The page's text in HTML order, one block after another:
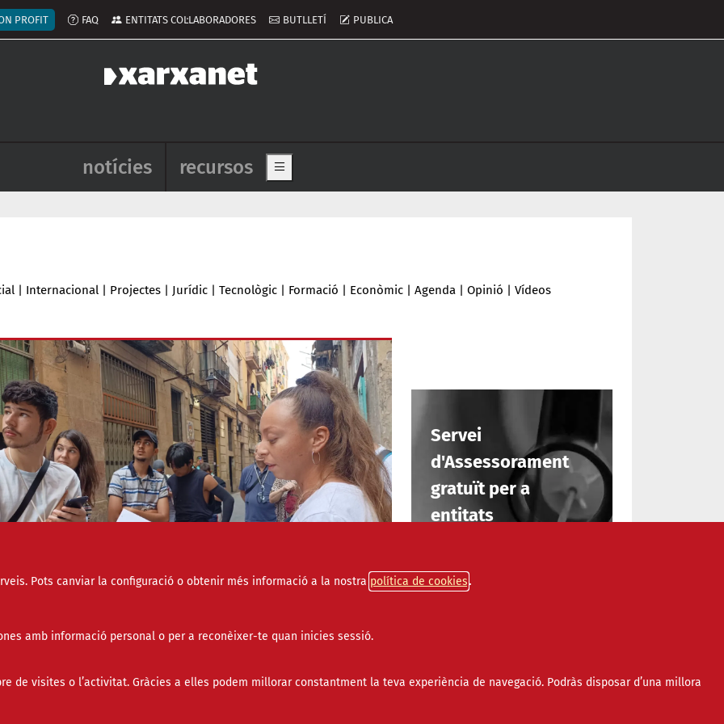
Pots canviar la configuració o obtenir més informació a la nostra política de cookies
amb informació personal o per a reconèixer-te quan inicies sessió.
de visites o l’activitat. Gràcies a elles podem millorar constantment la teva experiència de navegació. Podràs disposar d’una millora
del compte d'usuari
PROFIT FAQ ENTITATS COL·LABORADORES BUTLLETÍ PUBLICA
Navegació principal de l'encapçalament
notícies recursos Show main menu
| Internacional | Projectes | Jurídic | Tecnològic | Formació | Econòmic | Agenda | Opinió | Vídeos
per a un grup de la cooperativa Colectic gràcies a la
Servei
d'Assessorament
gratuït per a
entitats